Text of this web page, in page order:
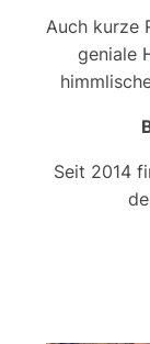
Auch kurze
geniale
Seit 2014